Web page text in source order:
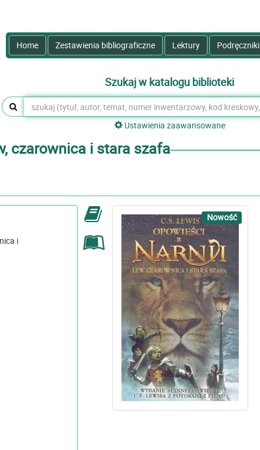
Home Zestawienia bibliograficzne Lektury Podręczniki
Szukaj w katalogu biblioteki
Ustawienia zaawansowane
czarownica i stara szafa
i
Nowość